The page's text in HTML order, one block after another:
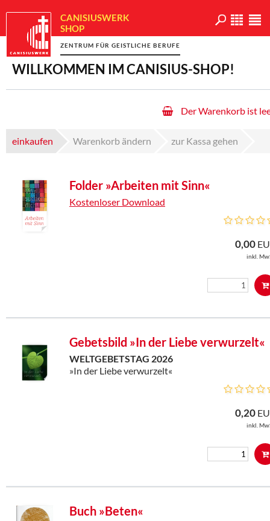
CANISIUSWERK
SHOP
ZENTRUM FÜR GEISTLICHE BERUFE
WILLKOMMEN IM CANISIUS-SHOP!
Der Warenkorb ist
einkaufen Warenkorb ändern zur Kassa gehen
Folder »Arbeiten mit Sinn«
Kostenloser Download
0,00
inkl.
Gebetsbild »In der Liebe verwurzelt«
WELTGEBETSTAG 2026
»In der Liebe verwurzelt«
0,20
inkl.
Buch »Beten«